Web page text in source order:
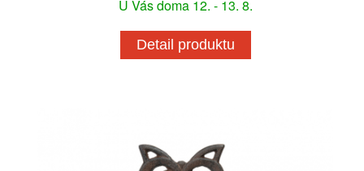
U Vás doma 12. - 13. 8.
Detail produktu